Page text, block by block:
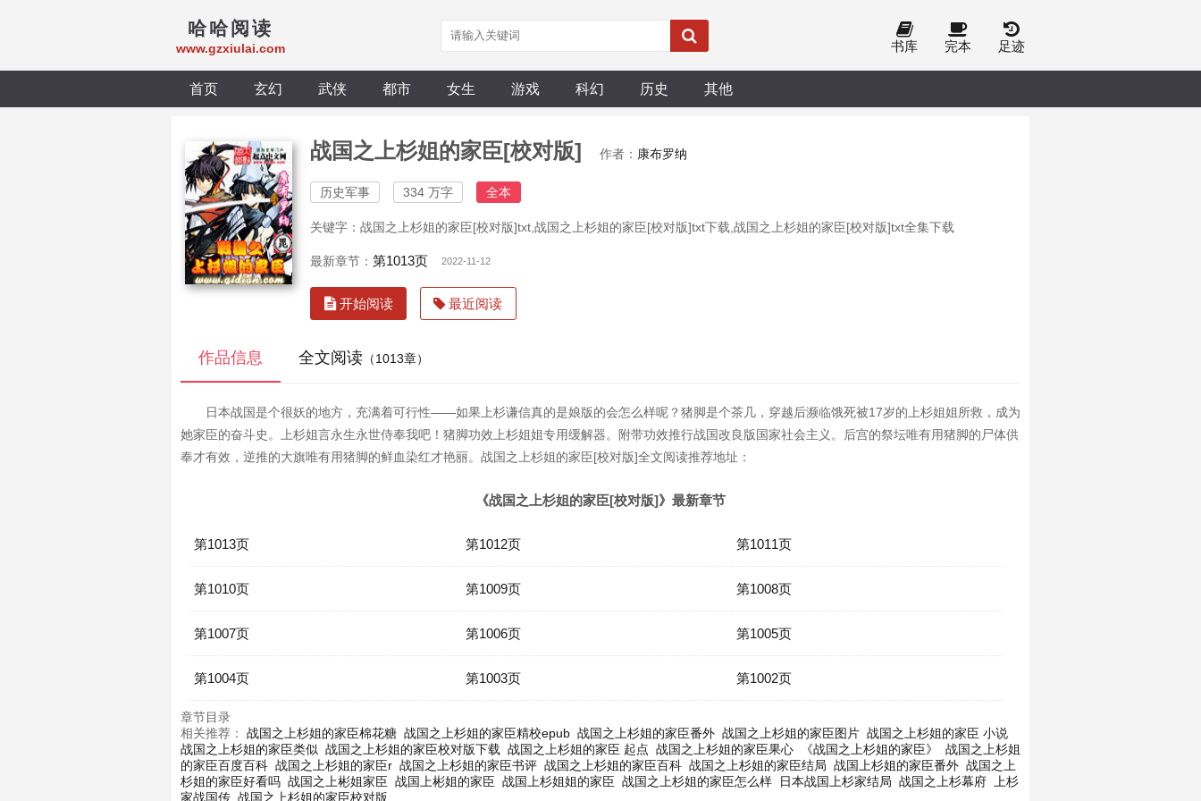
哈哈阅读
www.gzxiulai.com 书库 完本 足迹
首页 玄幻 武侠 都市 女生 游戏 科幻 历史 其他
战国之上杉姐的家臣[校对版] 作者： 康布罗纳
历史军事 334 万字 全本
关键字：战国之上杉姐的家臣[校对版]txt,战国之上杉姐的家臣[校对版]txt下载,战国之上杉姐的家臣[校对版]txt全集下载
最新章节： 第1013页 2022-11-12
开始阅读 最近阅读
作品信息 全文阅读 （1013章）
日本战国是个很妖的地方，充满着可行性——如果上杉谦信真的是娘版的会怎么样呢？猪脚是个茶几，穿越后濒临饿死被17岁的上杉姐姐所救，成为
她家臣的奋斗史。上杉姐言永生永世侍奉我吧！猪脚功效上杉姐姐专用缓解器。附带功效推行战国改良版国家社会主义。后宫的祭坛唯有用猪脚的尸体供
奉才有效，逆推的大旗唯有用猪脚的鲜血染红才艳丽。战国之上杉姐的家臣[校对版]全文阅读推荐地址：
《战国之上杉姐的家臣[校对版]》最新章节
第1013页 第1012页 第1011页
第1010页 第1009页 第1008页
第1007页 第1006页 第1005页
第1004页 第1003页 第1002页
章节目录
相关推荐： 战国之上杉姐的家臣棉花糖 战国之上杉姐的家臣精校epub 战国之上杉姐的家臣番外 战国之上杉姐的家臣图片 战国之上杉姐的家臣 小说
战国之上杉姐的家臣类似 战国之上杉姐的家臣校对版下载 战国之上杉姐的家臣 起点 战国之上杉姐的家臣果心 《战国之上杉姐的家臣》
战国之上杉姐
的家臣百度百科 战国之上杉姐的家臣r 战国之上杉姐的家臣书评 战国之上杉姐的家臣百科 战国之上杉姐的家臣结局 战国上杉姐的家臣番外 战国之上
杉姐的家臣好看吗 战国之上彬姐家臣 战国上彬姐的家臣 战国上杉姐姐的家臣 战国之上杉姐的家臣怎么样 日本战国上杉家结局 战国之上杉幕府
上杉
家战国传 战国之上杉姐的家臣校对版